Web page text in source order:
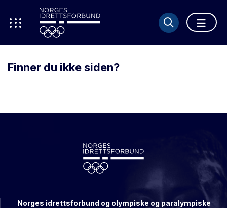
Finner du ikke siden?
Norges idrettsforbund og olympiske og paralympiske